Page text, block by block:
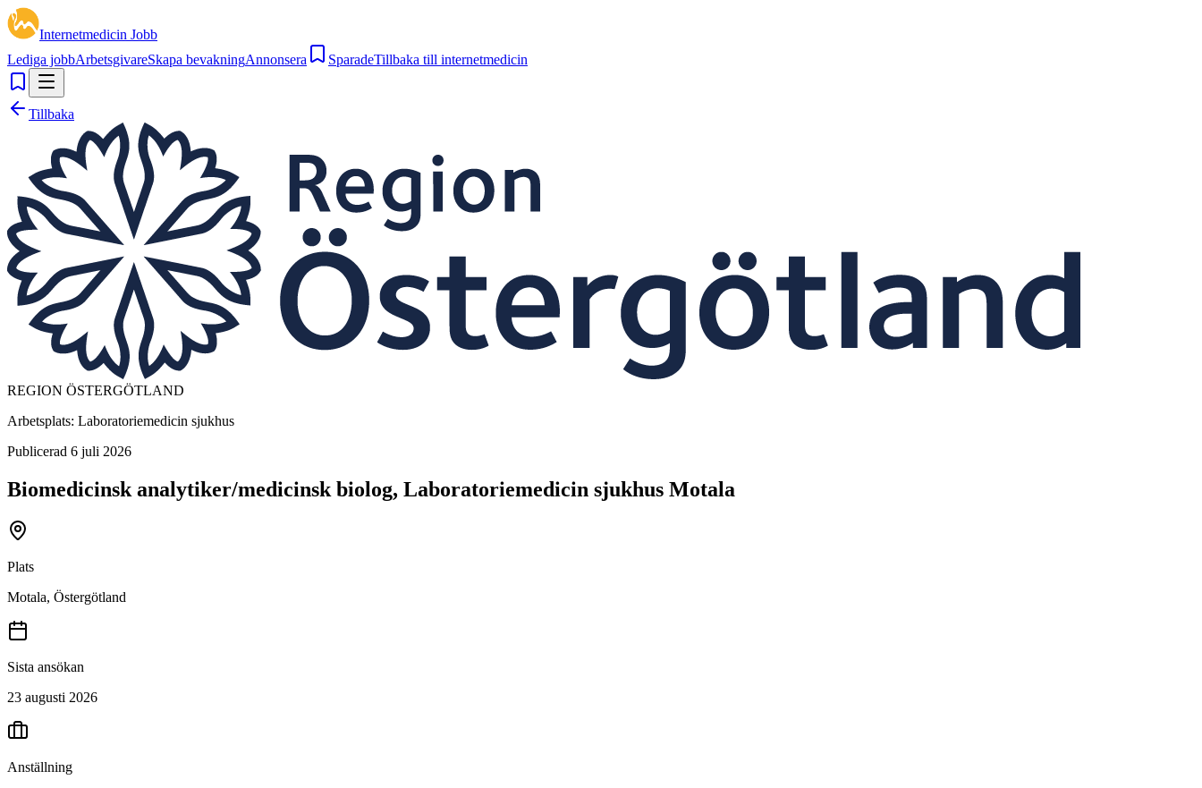
Internetmedicin Jobb
Lediga jobbArbetsgivareSkapa bevakningAnnonsera SparadeTillbaka till internetmedicin
Tillbaka
REGION ÖSTERGÖTLAND
Arbetsplats: Laboratoriemedicin sjukhus
Publicerad 6 juli 2026
Biomedicinsk analytiker/medicinsk biolog, Laboratoriemedicin sjukhus Motala
Plats
Motala, Östergötland
Sista ansökan
23 augusti 2026
Anställning